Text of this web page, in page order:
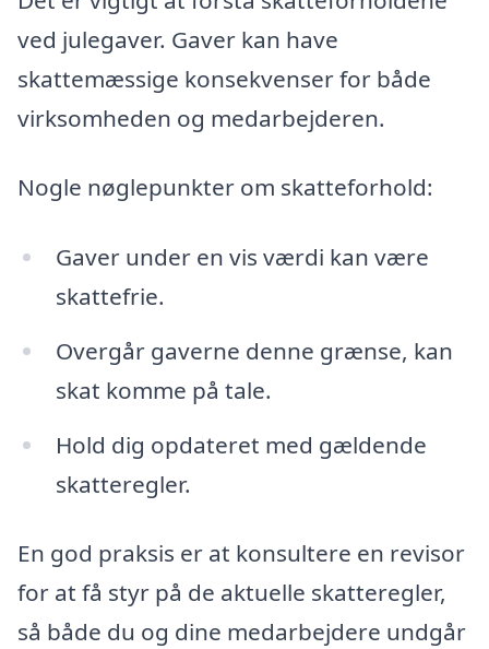
ved julegaver. Gaver kan have
skattemæssige konsekvenser for både
virksomheden og medarbejderen.
Nogle nøglepunkter om skatteforhold:
Gaver under en vis værdi kan være
skattefrie.
Overgår gaverne denne grænse, kan
skat komme på tale.
Hold dig opdateret med gældende
skatteregler.
En god praksis er at konsultere en revisor
for at få styr på de aktuelle skatteregler,
så både du og dine medarbejdere undgår